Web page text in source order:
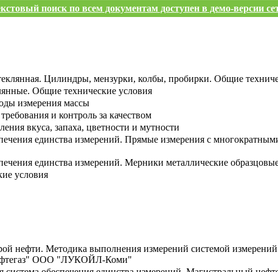
поиск по всем документам доступен в демо-версии
Цилиндры, мензурки, колбы, пробирки. Общие
Общие технические условия
измерения массы
и контроль за качеством
вкуса, запаха, цветности и мутности
единства измерений. Прямые измерения с
единства измерений. Мерники металлические
условия
нефти. Методика выполнения измерений системой
ООО "ЛУКОЙЛ-Коми"